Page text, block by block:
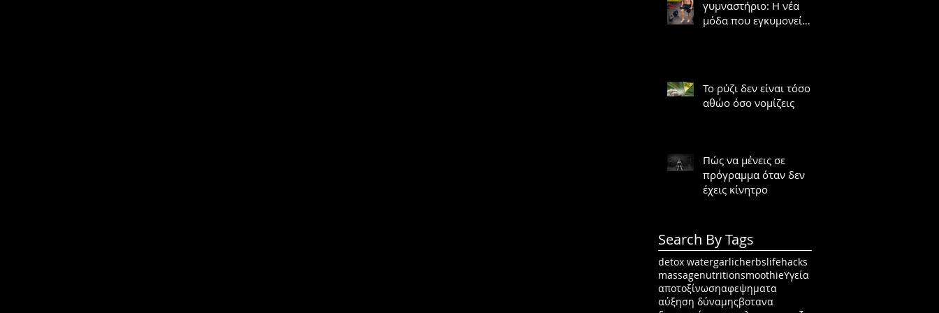
γυμναστήριο: Η νέα
μόδα που εγκυμονεί
Το ρύζι δεν είναι τόσο
αθώο όσο νομίζεις
Πώς να μένεις σε
πρόγραμμα όταν δεν
έχεις κίνητρο
Search By Tags
detox watergarlicherbslifehacks
massagenutritionsmoothieΥγεία
αποτοξίνωσηαφεψηματα
αύξηση δύναμηςβοτανα